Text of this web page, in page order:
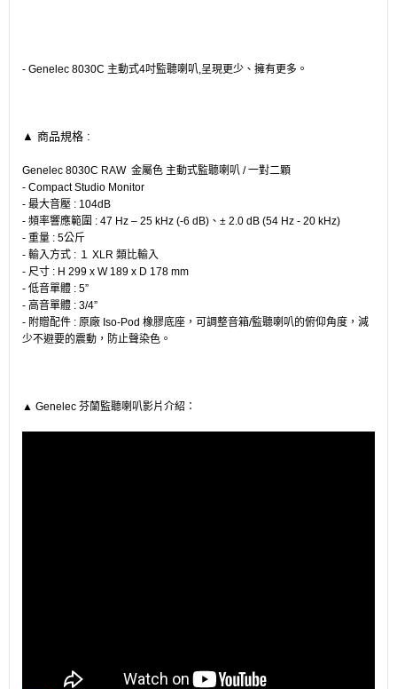
- Genelec 8030C 主動式4吋監聽喇叭,呈現更少、擁有更多。
▲ 商品規格 :
Genelec 8030C RAW 金屬色 主動式監聽喇叭 / 一對二顆
- Compact Studio Monitor
- 最大音壓 : 104dB
- 頻率響應範圍 : 47 Hz – 25 kHz (-6 dB)、± 2.0 dB (54 Hz - 20 kHz)
- 重量 : 5公斤
- 輸入方式 : １ XLR 類比輸入
- 尺寸 : H 299 x W 189 x D 178 mm
- 低音單體 : 5”
- 高音單體 : 3/4”
- 附贈配件 : 原廠 Iso-Pod 橡膠底座，可調整音箱/監聽喇叭的俯仰角度，減
少不避要的震動，防止聲染色。
▲ Genelec 芬蘭監聽喇叭影片介紹：